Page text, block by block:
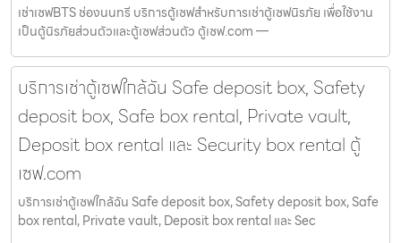
เช่าเซฟBTS ช่องนนทรี บริการตู้เซฟสำหรับการเช่าตู้เซฟนิรภัย เพื่อใช้งาน
เป็นตู้นิรภัยส่วนตัวและตู้เซฟส่วนตัว ตู้เซฟ.com —
บริการเช่าตู้เซฟใกล้ฉัน Safe deposit box, Safety
deposit box, Safe box rental, Private vault,
Deposit box rental และ Security box rental ตู้
เซฟ.com
บริการเช่าตู้เซฟใกล้ฉัน Safe deposit box, Safety deposit box, Safe
box rental, Private vault, Deposit box rental และ Sec